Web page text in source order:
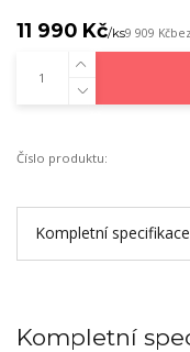
11 990 Kč/ks9 909 Kč
Číslo produktu:
Kompletní specifikace
Kompletní